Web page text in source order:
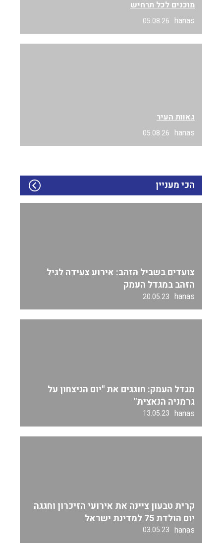
מוכנים לכל תרחיש
hanas
05.08.26
גאוות העיר
hanas
05.08.26
הכי מעניין
צועדים בשביל הזהב: אירוע צעידה לגיל
הזהב במגדל העמק
hanas
20.05.23
מגדל העמק: חוגגים את "יום הניצחון על
גרמניה הנאצית"
hanas
13.05.23
קרית טבעון ציינה את אירועי הזיכרון וחגגה
יום הולדת 75 למדינת ישראל
hanas
03.05.23